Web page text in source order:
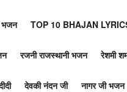
भजन TOP 10 BHAJAN
रजनी राजस्थानी भजन रेशमी
देवकी नंदन जी नागर जी भजन